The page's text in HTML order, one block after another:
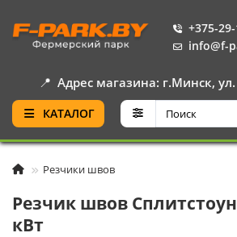
+375-
info@f-
📍 Адрес магазина: г.Минск,
КАТАЛОГ
Резчики швов
Резчик швов Сплитстоун
кВт